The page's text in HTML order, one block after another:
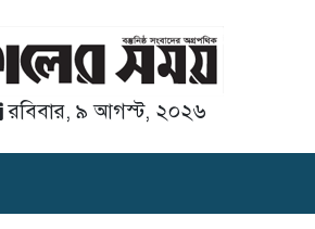
রবিবার, ৯ আগস্ট, ২০২৬